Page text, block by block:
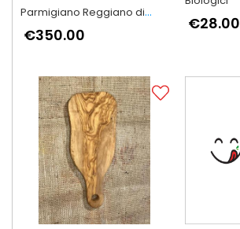
Parmigiano Reggiano di
Montagna
€350.00
€28.00